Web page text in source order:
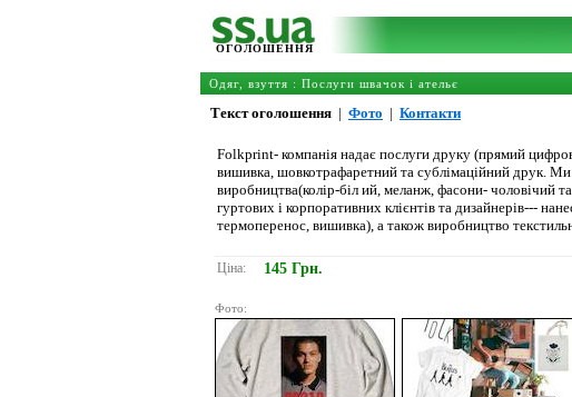
ОГОЛОШЕННЯ
Одяг, взуття : Послуги швачок і ательє
Текст оголошення | Фото | Контакти
Folkprint- компанія надає послуги друку (прямий
вишивка, шовкотрафаретний та сублімаційний друк. Ми
виробництва(колір-біл ий, меланж, фасони- чоловічий
гуртових і корпоративних клієнтів та дизайнерів---
термоперенос, вишивка), а також виробництво
Ціна: 145 Грн.
Фото: